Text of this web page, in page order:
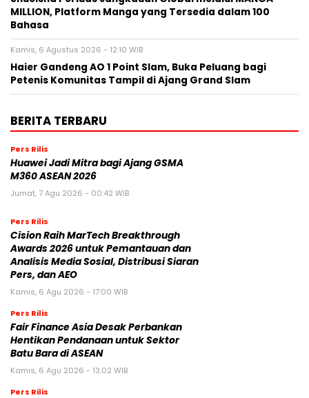
MILLION, Platform Manga yang Tersedia dalam 100
Bahasa
Kamis, 6 Agustus 2026 - 12:10 WIB
Haier Gandeng AO 1 Point Slam, Buka Peluang bagi
Petenis Komunitas Tampil di Ajang Grand Slam
BERITA TERBARU
Pers Rilis
Huawei Jadi Mitra bagi Ajang GSMA
M360 ASEAN 2026
Jumat, 7 Agu 2026 - 00:42 WIB
Pers Rilis
Cision Raih MarTech Breakthrough
Awards 2026 untuk Pemantauan dan
Analisis Media Sosial, Distribusi Siaran
Pers, dan AEO
Kamis, 6 Agu 2026 - 17:00 WIB
Pers Rilis
Fair Finance Asia Desak Perbankan
Hentikan Pendanaan untuk Sektor
Batu Bara di ASEAN
Kamis, 6 Agu 2026 - 13:02 WIB
Pers Rilis